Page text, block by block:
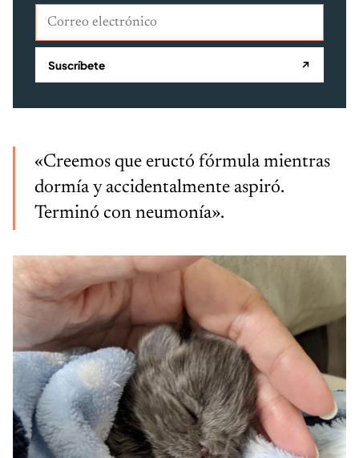
Correo electrónico
Suscríbete ↗
«Creemos que eructó fórmula mientras
dormía y accidentalmente aspiró.
Terminó con neumonía».